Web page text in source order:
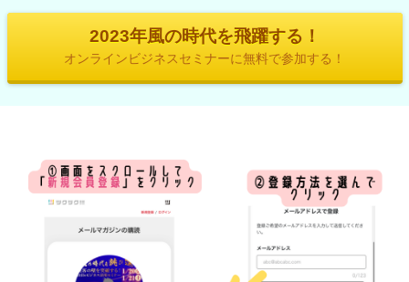
2023年風の時代を飛躍する！
オンラインビジネスセミナーに無料で参加する！